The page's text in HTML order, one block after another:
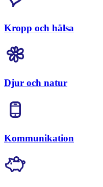
Kropp och hälsa
Djur och natur
Kommunikation